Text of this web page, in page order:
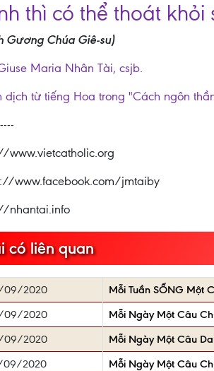
thì có thể thoát
Gương Chúa Giê-su)
Maria Nhân Tài, csjb.
dịch từ tiếng Hoa trong "Cách ngôn
www.vietcatholic.org
www.facebook.com/jmtaiby
nhantai.info
có liên quan
09/2020 Mỗi Tuần SỐNG Một
09/2020
Mỗi Ngày Một Câu
09/2020
Mỗi Ngày Một Câu
09/2020
Mỗi Ngày Một Câu